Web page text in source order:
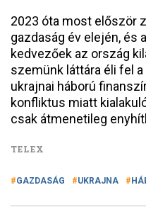
2023 óta most először
gazdaság év elején, és
kedvezőek az ország
szemünk láttára éli fel
ukrajnai háború
konfliktus miatt
csak átmenetileg
TELEX
GAZDASÁG UKRAJNA